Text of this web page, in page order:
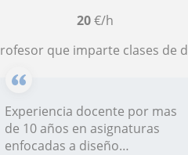
20€/h
Profesor que imparte clases de diseño industrial a estudiantes de diseño y profesionales
Experiencia docente por mas
de 10 años en asignaturas
enfocadas a diseño